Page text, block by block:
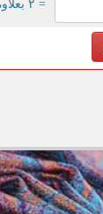
= ۲ بعلاوه ۴